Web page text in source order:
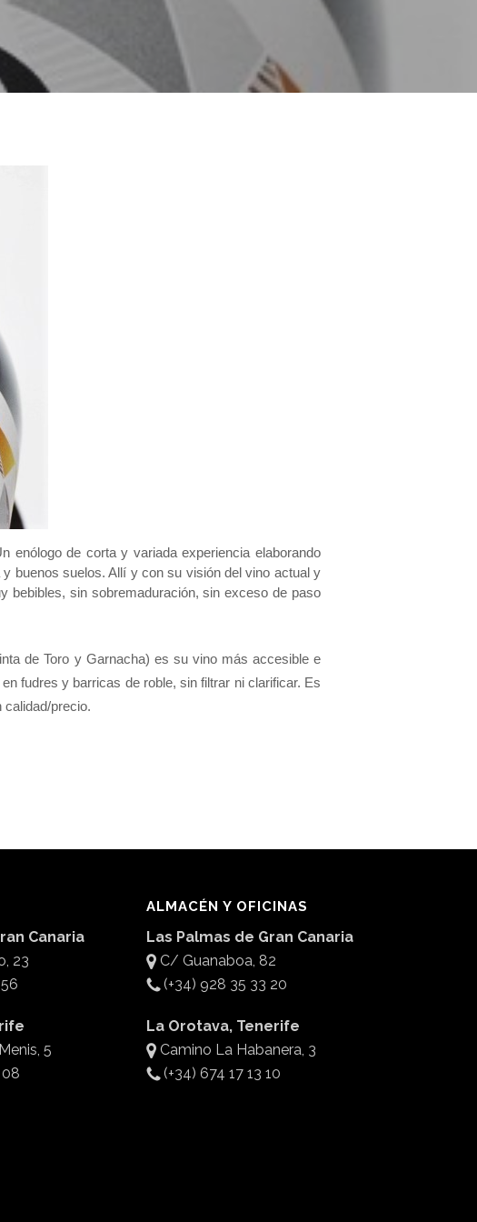
de corta y variada experiencia elaborando
buenos suelos. Allí y con su visión del vino actual y
bebibles, sin sobremaduración, sin exceso de paso
de Toro y Garnacha) es su vino más accesible e
fudres y barricas de roble, sin filtrar ni clarificar. Es
calidad/precio.
Canaria
23
5
ALMACÉN Y OFICINAS
Las Palmas de Gran Canaria
C/ Guanaboa, 82
(+34) 928 35 33 20
La Orotava, Tenerife
Camino La Habanera, 3
(+34) 674 17 13 10